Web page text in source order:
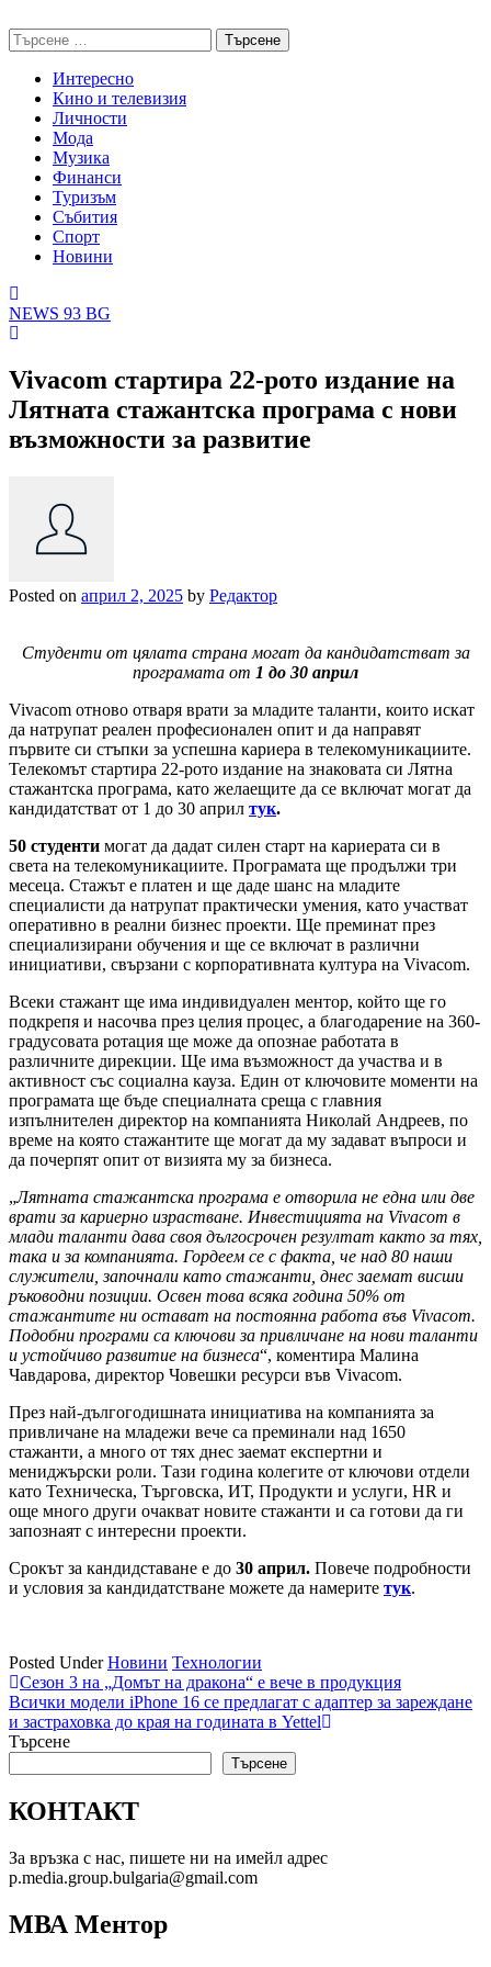
to
content
Търсене
за:
Интересно
Кино и телевизия
Личности
Мода
Музика
Финанси
Туризъм
Събития
Спорт
Новини
NEWS 93 BG
Vivacom стартира 22-рото издание на
Лятната стажантска програма с нови
възможности за развитие
Posted on април 2, 2025 by Редактор
Студенти от цялата страна могат да кандидатстват за
програмата от 1 до 30 април
Vivacom отново отваря врати за младите таланти, които искат
да натрупат реален професионален опит и да направят
първите си стъпки за успешна кариера в телекомуникациите.
Телекомът стартира 22-рото издание на знаковата си Лятна
стажантска програма, като желаещите да се включат могат да
кандидатстват от 1 до 30 април тук.
50 студенти могат да дадат силен старт на кариерата си в
света на телекомуникациите. Програмата ще продължи три
месеца. Стажът е платен и ще даде шанс на младите
специалисти да натрупат практически умения, като участват
оперативно в реални бизнес проекти. Ще преминат през
специализирани обучения и ще се включат в различни
инициативи, свързани с корпоративната култура на Vivacom.
Всеки стажант ще има индивидуален ментор, който ще го
подкрепя и насочва през целия процес, а благодарение на 360-
градусовата ротация ще може да опознае работата в
различните дирекции. Ще има възможност да участва и в
активност със социална кауза. Един от ключовите моменти на
програмата ще бъде специалната среща с главния
изпълнителен директор на компанията Николай Андреев, по
време на която стажантите ще могат да му задават въпроси и
да почерпят опит от визията му за бизнеса.
„Лятната стажантска програма е отворила не една или две
врати за кариерно израстване. Инвестицията на Vivacom в
млади таланти дава своя дългосрочен резултат както за тях,
така и за компанията. Гордеем се с факта, че над 80 наши
служители, започнали като стажанти, днес заемат висши
ръководни позиции. Освен това всяка година 50% от
стажантите ни остават на постоянна работа във Vivacom.
Подобни програми са ключови за привличане на нови таланти
и устойчиво развитие на бизнеса“, коментира Малина
Чавдарова, директор Човешки ресурси във Vivacom.
През най-дългогодишната инициатива на компанията за
привличане на младежи вече са преминали над 1650
стажанти, а много от тях днес заемат експертни и
мениджърски роли. Тази година колегите от ключови отдели
като Техническа, Търговска, ИТ, Продукти и услуги, HR и
още много други очакват новите стажанти и са готови да ги
запознаят с интересни проекти.
Срокът за кандидставане е до 30 април. Повече подробности
и условия за кандидатстване можете да намерите тук.
Posted UnderНовини Технологии
Навигация
Сезон 3 на „Домът на дракона“ е вече в продукция
Всички модели iPhone 16 се предлагат с адаптер за зареждане
и застраховка до края на годината в Yettel
Търсене
Търсене
КОНТАКТ
За връзка с нас, пишете ни на имейл адрес
p.media.group.bulgaria@gmail.com
МВА Ментор